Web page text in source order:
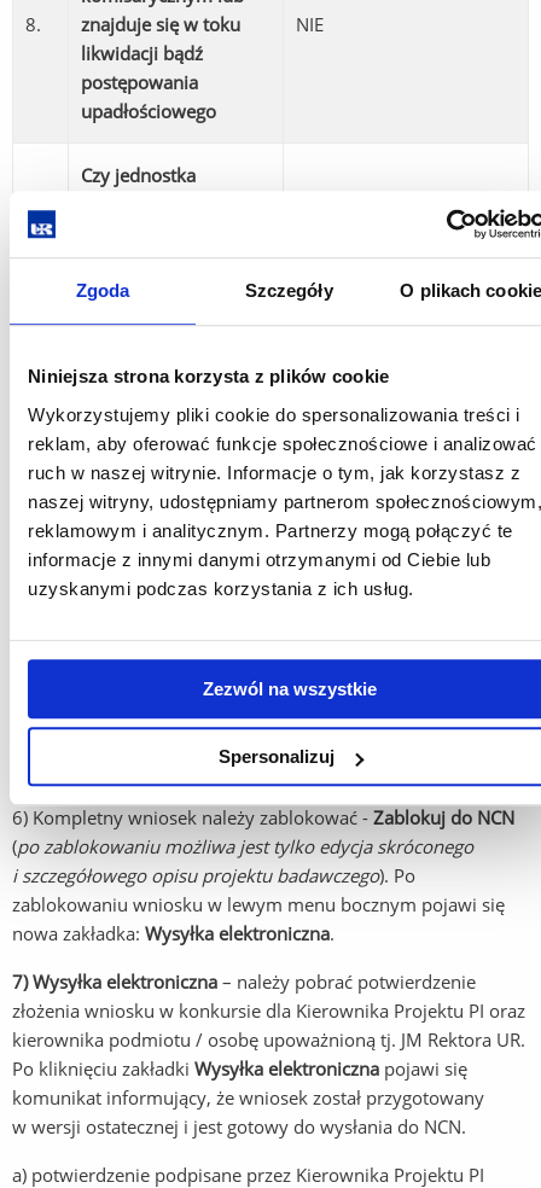
Zgoda Szczegóły O plikach
Niniejsza strona korzysta z plików cookie
Wykorzystujemy pliki cookie do spersonalizowania treści i
reklam, aby oferować funkcje społecznościowe i analizować
ruch w naszej witrynie. Informacje o tym, jak korzystasz z
naszej witryny, udostępniamy partnerom społecznościowym,
reklamowym i analitycznym. Partnerzy mogą połączyć te
informacje z innymi danymi otrzymanymi od Ciebie lub
uzyskanymi podczas korzystania z ich usług.
Zezwól na wszystkie
Spersonalizuj
8.
znajduje się w toku
likwidacji bądź
postępowania
upadłościowego
NIE
9.
Czy jednostka
działalności naukowej
Czy finansowanie
pomoc publiczną
4) Wersję roboczą wniosku należy przesłać do DPN na email:
eprzybyszewska@ur.edu.pllubewilusz@ur.edu.plw celu
sprawdzenia w części formalnej wniosku.
Wersję do akceptacji należy
przesłać nie później niż na 5 dni
roboczych przed zamknięciem konkursu przez NCN.
formalnym należy sprawdzić kompletność wniosku
w systemie -
kompletności wniosku przez system nie zwalnia
z odpowiedzialności za treść wniosku).
6) Kompletny wniosek należy zablokować - Zablokuj do NCN
(po zablokowaniu możliwa jest tylko edycja skróconego
i szczegółowego opisu projektu badawczego). Po
zablokowaniu wniosku w lewym menu bocznym pojawi się
nowa zakładka: Wysyłka elektroniczna.
7) Wysyłka elektroniczna – należy pobrać potwierdzenie
złożenia wniosku w konkursie dla Kierownika Projektu PI oraz
kierownika podmiotu / osobę upoważnioną tj. JM Rektora UR.
Po kliknięciu zakładki Wysyłka elektroniczna pojawi się
komunikat informujący, że wniosek został przygotowany
w wersji ostatecznej i jest gotowy do wysłania do NCN.
a) potwierdzenie podpisane przez Kierownika Projektu PI